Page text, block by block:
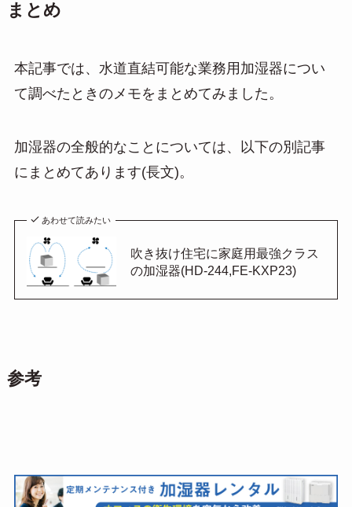
まとめ
本記事では、水道直結可能な業務用加湿器につい
て調べたときのメモをまとめてみました。
加湿器の全般的なことについては、以下の別記事
にまとめてあります(長文)。
あわせて読みたい
吹き抜け住宅に家庭用最強クラス
の加湿器(HD-244,FE-KXP23)
参考